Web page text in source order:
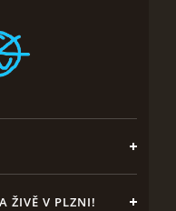
ŽIVĚ V PLZNI!